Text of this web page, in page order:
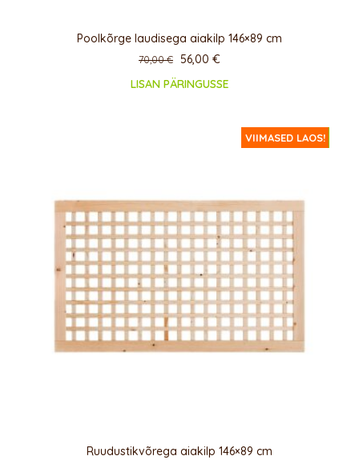
Poolkõrge laudisega aiakilp 146×89 cm
70,00€ 56,00 €
LISAN PÄRINGUSSE
ERIPAKKUMINE!
VIIMASED LAOS!
Ruudustikvõrega aiakilp 146×89 cm